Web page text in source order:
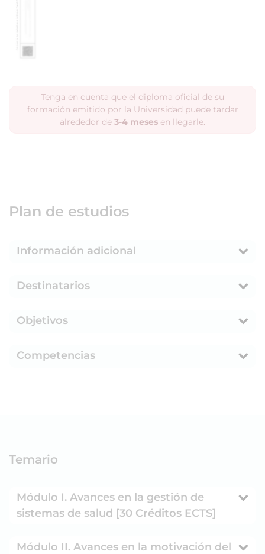
Tenga en cuenta que el diploma oficial de su
formación emitido por la Universidad puede tardar
alrededor de 3-4 meses en llegarle.
Plan de estudios
Información adicional
Destinatarios
Objetivos
Competencias
Temario
Módulo I. Avances en la gestión de
sistemas de salud [30 Créditos ECTS]
Módulo II. Avances en la motivación del